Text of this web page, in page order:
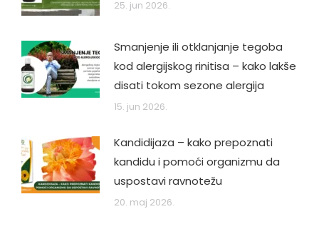
25. jun 2026.
Smanjenje ili otklanjanje tegoba
kod alergijskog rinitisa – kako lakše
disati tokom sezone alergija
15. jun 2026.
Kandidijaza – kako prepoznati
kandidu i pomoći organizmu da
uspostavi ravnotežu
20. maj 2026.